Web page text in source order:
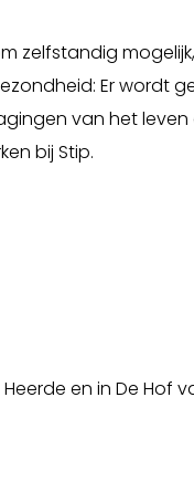
zelfstandig
Er wordt
van het
bij Stip.
en in De Hof